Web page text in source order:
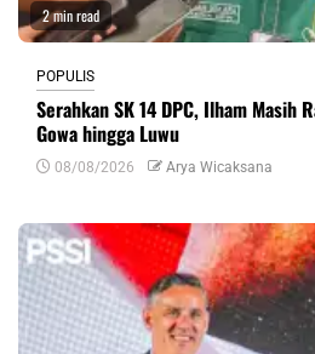
2 min read
POPULIS
Serahkan SK 14 DPC, Ilham Masih
Gowa hingga Luwu
08/08/2026 Arya Wicaksana